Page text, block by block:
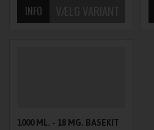
1000 ML. - 18 MG. BASEKIT